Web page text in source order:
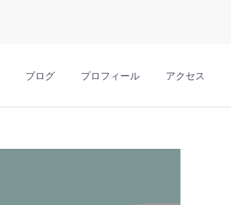
ブログ プロフィール アクセス